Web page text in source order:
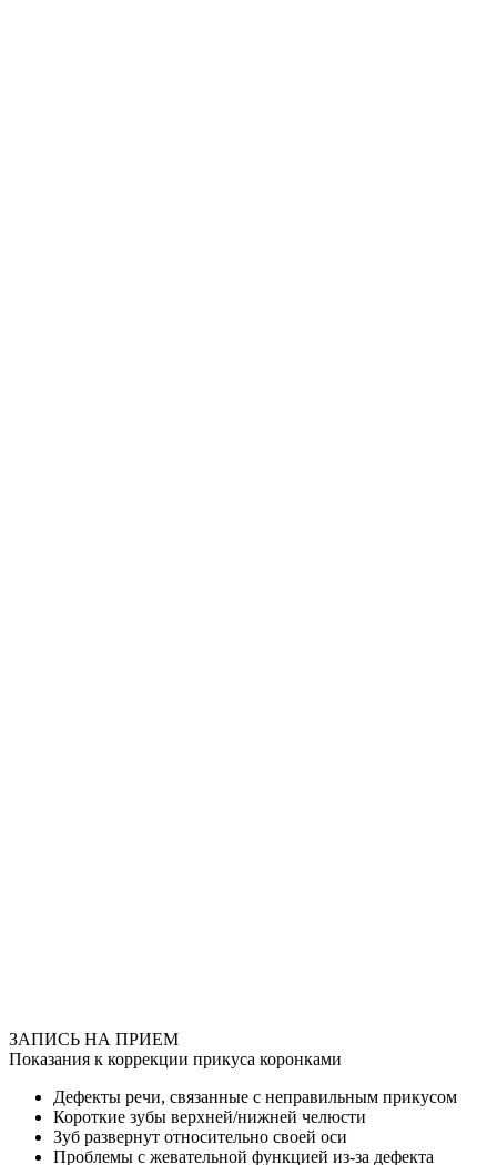
ЗАПИСЬ НА ПРИЕМ
Показания к коррекции прикуса коронками
Дефекты речи, связанные с неправильным прикусом
Короткие зубы верхней/нижней челюсти
Зуб развернут относительно своей оси
Проблемы с жевательной функцией из-за дефекта